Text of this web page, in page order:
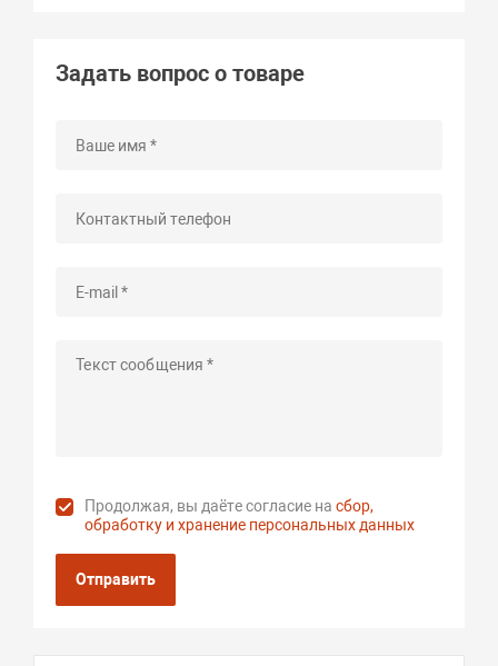
Задать вопрос о товаре
Продолжая, вы даёте согласие насбор,
обработку и хранение персональных данных
Отправить